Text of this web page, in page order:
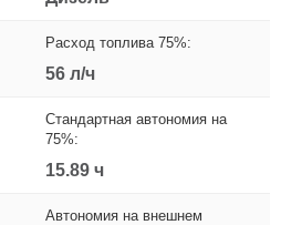
Расход топлива 75%:
56 л/ч
Стандартная автономия на
75%:
15.89 ч
Автономия на внешнем